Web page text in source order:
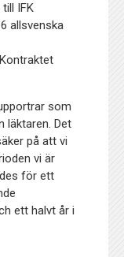
IFK
allsvenska
som
läktaren. Det
på att vi
vi är
för ett
ett halvt år i